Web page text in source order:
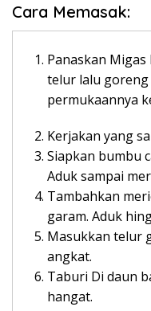
Cara Memasak:
Panaskan
telur lalu
permukaannya
Kerjakan yang
Siapkan bumbu
Aduk sampai
Tambahkan
garam. Aduk
Masukkan telur
angkat.
Taburi Di daun
hangat.